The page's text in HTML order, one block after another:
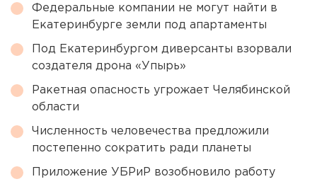
Федеральные компании не могут найти в
Екатеринбурге земли под апартаменты
Под Екатеринбургом диверсанты взорвали
создателя дрона «Упырь»
Ракетная опасность угрожает Челябинской
области
Численность человечества предложили
постепенно сократить ради планеты
Приложение УБРиР возобновило работу